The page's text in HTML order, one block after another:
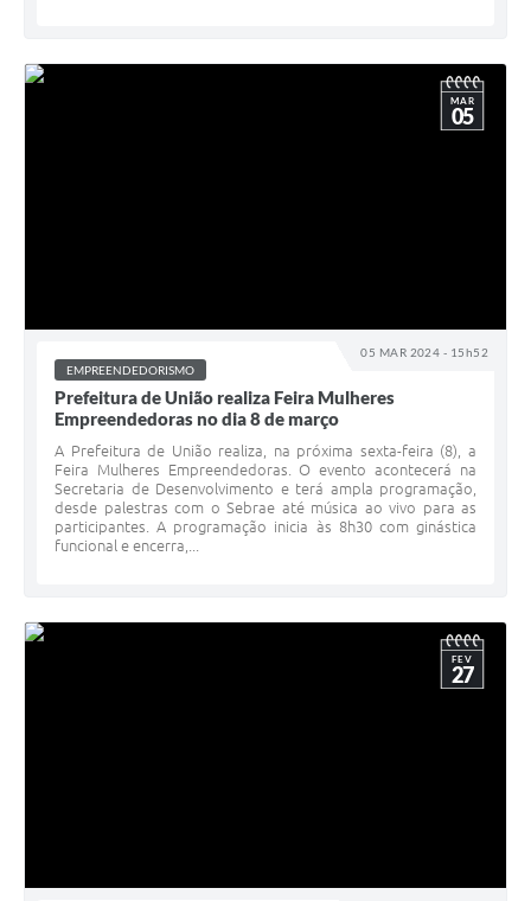
05 MAR 2024 - 15h52
MAR
05
EMPREENDEDORISMO
Prefeitura de União realiza Feira Mulheres
Empreendedoras no dia 8 de março
A Prefeitura de União realiza, na próxima sexta-feira (8), a
Feira Mulheres Empreendedoras. O evento acontecerá na
Secretaria de Desenvolvimento e terá ampla programação,
desde palestras com o Sebrae até música ao vivo para as
participantes. A programação inicia às 8h30 com ginástica
funcional e encerra,...
FEV
27